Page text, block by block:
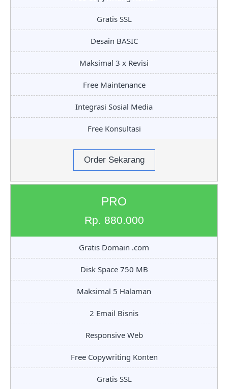
Gratis SSL
Desain BASIC
Maksimal 3 x Revisi
Free Maintenance
Integrasi Sosial Media
Free Konsultasi
Order Sekarang
PRO
Rp. 880.000
Gratis Domain .com
Disk Space 750 MB
Maksimal 5 Halaman
2 Email Bisnis
Responsive Web
Free Copywriting Konten
Gratis SSL